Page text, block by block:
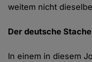
weitem nicht
Der deutsche
In einem in diesem